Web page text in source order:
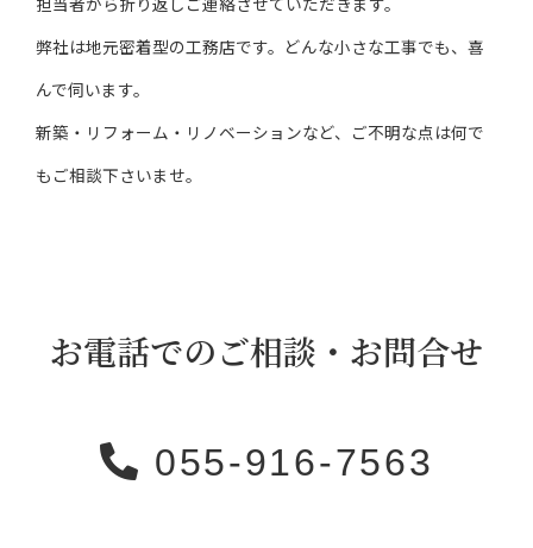
弊社は地元密着型の工務店です。どんな小さな工事でも、喜
んで伺います。
新築・リフォーム・リノベーションなど、ご不明な点は何で
もご相談下さいませ。
お電話でのご相談・お問合せ
055-916-7563